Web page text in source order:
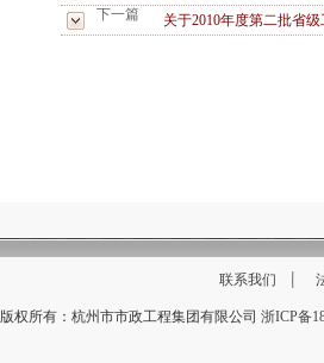
下一篇
关于2010年度第二批省
联系我们
版权所有：杭州市市政工程集团有限公司 浙ICP备